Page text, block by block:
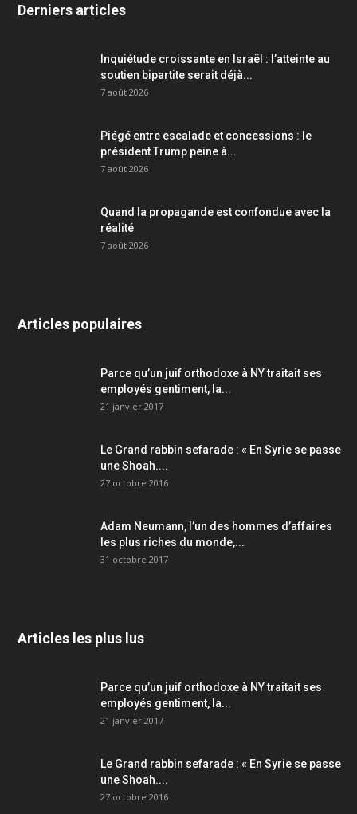
Derniers articles
Inquiétude croissante en Israël : l’atteinte au
soutien bipartite serait déjà...
7 août 2026
Piégé entre escalade et concessions : le
président Trump peine à...
7 août 2026
Quand la propagande est confondue avec la
réalité
7 août 2026
Articles populaires
Parce qu’un juif orthodoxe à NY traitait ses
employés gentiment, la...
21 janvier 2017
Le Grand rabbin sefarade : « En Syrie se passe
une Shoah....
27 octobre 2016
Adam Neumann, l’un des hommes d’affaires
les plus riches du monde,...
31 octobre 2017
Articles les plus lus
Parce qu’un juif orthodoxe à NY traitait ses
employés gentiment, la...
21 janvier 2017
Le Grand rabbin sefarade : « En Syrie se passe
une Shoah....
27 octobre 2016